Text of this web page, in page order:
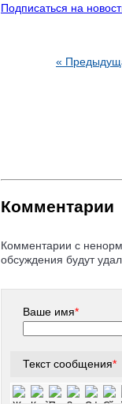
Подписаться на
«
Комментарии
Комментарии с
обсуждения будут
Ваше имя*
Текст сообщения*